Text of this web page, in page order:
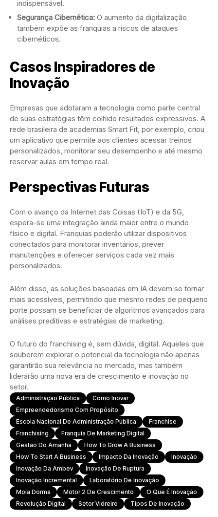
indispensável.
Segurança Cibernética: O aumento da digitalização
também expõe as franquias a riscos de ataques
cibernéticos.
Casos Inspiradores de
Inovação
Empresas que adotaram a tecnologia como parte central
de suas estratégias têm colhido resultados expressivos. A
rede brasileira de academias Smart Fit, por exemplo, criou
um aplicativo que permite aos clientes acessar treinos
personalizados, monitorar seu desempenho e até mesmo
reservar aulas em tempo real.
Perspectivas Futuras
Com o avanço da Internet das Coisas (IoT) e da 5G,
espera-se uma integração ainda maior entre o mundo
físico e digital. Franquias poderão utilizar dispositivos
conectados para monitorar inventários, prever
manutenções e oferecer serviços cada vez mais
personalizados.
Além disso, as soluções baseadas em IA devem se tornar
mais acessíveis, permitindo que mesmo redes de pequeno
porte possam se beneficiar de algoritmos avançados para
análises preditivas e estratégias de marketing.
O futuro do franchising é, sem dúvida, digital. Aqueles que
souberem explorar o potencial da tecnologia não apenas
garantirão sua relevância no mercado, mas também
liderarão uma nova era de crescimento e inovação no
setor.
Administração Pública
Como Inovar
Empreendedorismo Com Propósito
Escola Nacional De Administração Pública
Franchise
Franchising
Franquia De Marketing Digital
Gestão Do Amanhã
How To Grow A Business
How To Start A Business
Impacto Da Inovação
Inovação
Inovação Da Ambev
Inovação De Ruptura
Inovação Incremental
Laboratório De Inovação
Mola Dorma
Motor 2 De Crescimento
O Que É Inovação
Revolução Digital
Setor Vidreiro Tipos De Inovação